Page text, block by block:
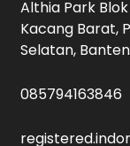
Althia Park
Kacang Barat,
Selatan, Banten
085794163846